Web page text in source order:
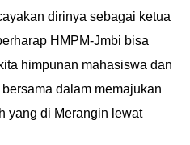
dirinya sebagai ketua
HMPM-Jmbi bisa
himpunan mahasiswa dan
dalam memajukan
yang di Merangin lewat